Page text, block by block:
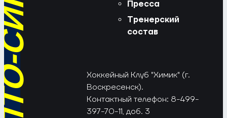
Пресса
Тренерский
состав
Хоккейный Клуб "Химик" (г.
Воскресенск).
Контактный телефон: 8-499-
397-70-11, доб. 3